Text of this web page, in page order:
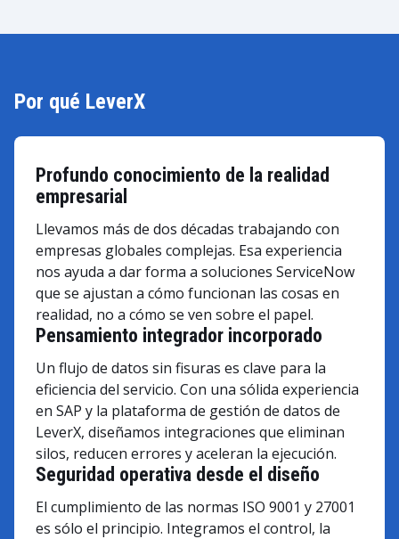
Por qué LeverX
Profundo conocimiento de la realidad
empresarial
Llevamos más de dos décadas trabajando con
empresas globales complejas. Esa experiencia
nos ayuda a dar forma a soluciones ServiceNow
que se ajustan a cómo funcionan las cosas en
realidad, no a cómo se ven sobre el papel.
Pensamiento integrador incorporado
Un flujo de datos sin fisuras es clave para la
eficiencia del servicio. Con una sólida experiencia
en SAP y la plataforma de gestión de datos de
LeverX, diseñamos integraciones que eliminan
silos, reducen errores y aceleran la ejecución.
Seguridad operativa desde el diseño
El cumplimiento de las normas ISO 9001 y 27001
es sólo el principio. Integramos el control, la